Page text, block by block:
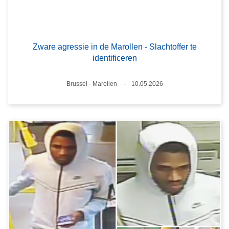
Zware agressie in de Marollen - Slachtoffer te
identificeren
Plaats
Brussel - Marollen
10.05.2026